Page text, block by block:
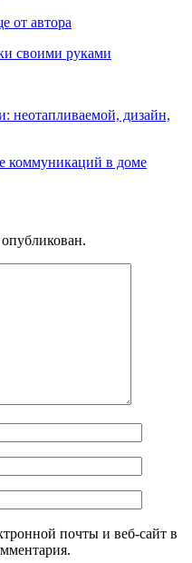
от автора
своими руками
неотапливаемой, дизайн,
коммуникаций в доме
почты и веб-сайт в